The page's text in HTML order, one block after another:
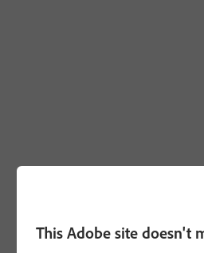
This Adobe site doesn't